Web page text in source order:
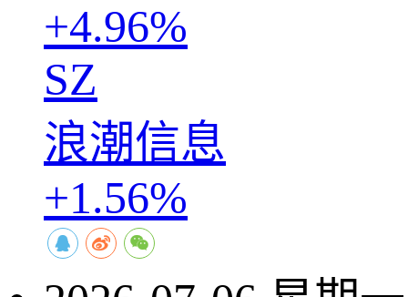
+4.96%
SZ
浪潮信息
+1.56%